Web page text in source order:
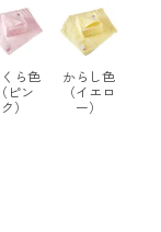
ら色
（ピン
ク）
からし色
（イエロ
ー）